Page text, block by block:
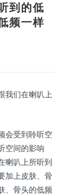
到的低
频一样
会受到聆听空
空间的影响
喇叭上所听到
加上皮肤、骨
、骨头的低频